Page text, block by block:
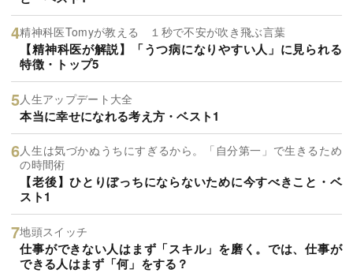
精神科医Tomyが教える １秒で不安が吹き飛ぶ言葉
【精神科医が解説】「うつ病になりやすい人」に見られる
特徴・トップ5
人生アップデート大全
本当に幸せになれる考え方・ベスト1
人生は気づかぬうちにすぎるから。「自分第一」で生きるため
の時間術
【老後】ひとりぼっちにならないために今すべきこと・ベ
スト1
地頭スイッチ
仕事ができない人はまず「スキル」を磨く。では、仕事が
できる人はまず「何」をする？